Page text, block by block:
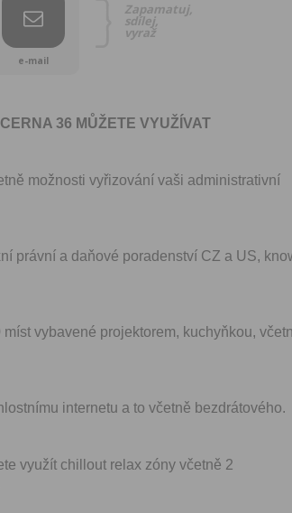
e-mail
Zapamatuj,
sdílej,
vyraž
36 MŮŽETE VYUŽÍVAT
možnosti vyřizování vaši administrativní
právní a daňové poradenství CZ a US,
vybavené projektorem, kuchyňkou,
internetu a to včetně bezdrátového.
využít chillout relax zóny včetně 2